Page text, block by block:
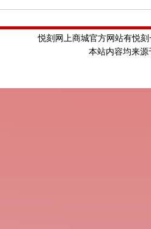
悦刻网上商城官方网站有悦
本站内容均来